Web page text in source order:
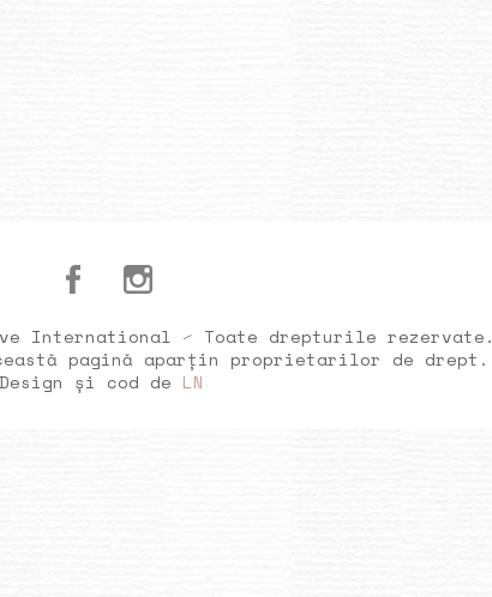
International ⁄ Toate drepturile rezervate.
pagină aparțin proprietarilor de drept.
Design și cod de LN